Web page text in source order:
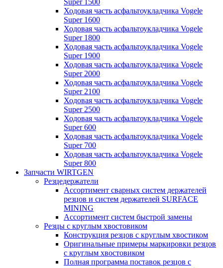
Super 1500
Ходовая часть асфальтоукладчика Vogele
Super 1600
Ходовая часть асфальтоукладчика Vogele
Super 1800
Ходовая часть асфальтоукладчика Vogele
Super 1900
Ходовая часть асфальтоукладчика Vogele
Super 2000
Ходовая часть асфальтоукладчика Vogele
Super 2100
Ходовая часть асфальтоукладчика Vogele
Super 2500
Ходовая часть асфальтоукладчика Vogele
Super 600
Ходовая часть асфальтоукладчика Vogele
Super 700
Ходовая часть асфальтоукладчика Vogele
Super 800
Запчасти WIRTGEN
Резцедержатели
Ассортимент сварных систем держателей
резцов и систем держателей SURFACE
MINING
Ассортимент систем быстрой замены
Резцы с круглым хвостовиком
Конструкция резцов с круглым хвостиком
Оригинальные примеры маркировки резцов
с круглым хвостовиком
Полная программа поставок резцов с